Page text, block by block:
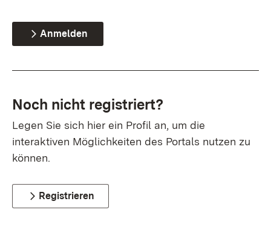
Anmelden
Noch nicht registriert?
Legen Sie sich hier ein Profil an, um die
interaktiven Möglichkeiten des Portals nutzen zu
können.
Registrieren